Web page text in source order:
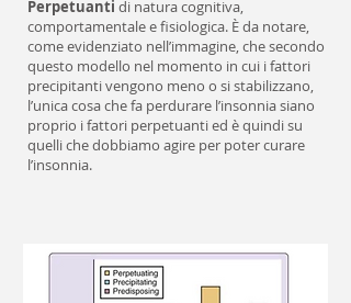
Perpetuanti di natura cognitiva,
comportamentale e fisiologica. È da notare,
come evidenziato nell’immagine, che secondo
questo modello nel momento in cui i fattori
precipitanti vengono meno o si stabilizzano,
l’unica cosa che fa perdurare l’insonnia siano
proprio i fattori perpetuanti ed è quindi su
quelli che dobbiamo agire per poter curare
l’insonnia.